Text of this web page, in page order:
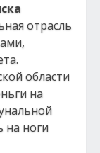
отрасль
области
на
на ноги